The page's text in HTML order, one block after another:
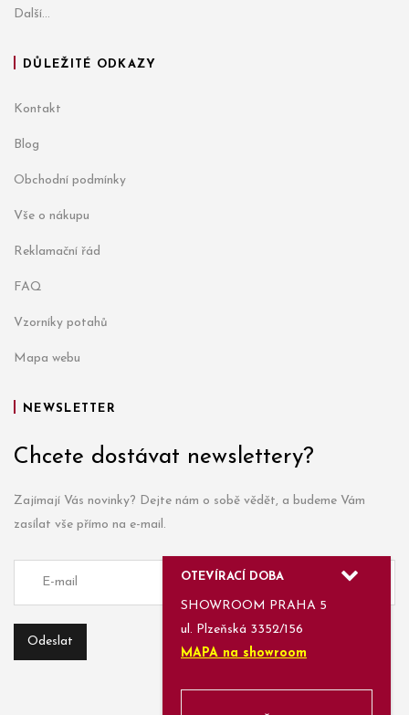
Další...
DŮLEŽITÉ ODKAZY
Kontakt
Blog
Obchodní podmínky
Vše o nákupu
Reklamační řád
FAQ
Vzorníky potahů
Mapa webu
NEWSLETTER
Chcete dostávat newslettery?
Zajímají Vás novinky? Dejte nám o sobě vědět, a budeme Vám
zasílat vše přímo na e-mail.
OTEVÍRACÍ DOBA
SHOWROOM PRAHA 5
ul. Plzeňská 3352/156
MAPA na showroom